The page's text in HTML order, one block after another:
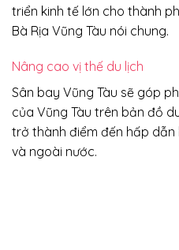
triển kinh tế lớn cho thành
Bà Rịa Vũng Tàu nói chung.
Nâng cao vị thế du lịch
Sân bay Vũng Tàu sẽ góp
của Vũng Tàu trên bản đồ
trở thành điểm đến hấp
và ngoài nước.